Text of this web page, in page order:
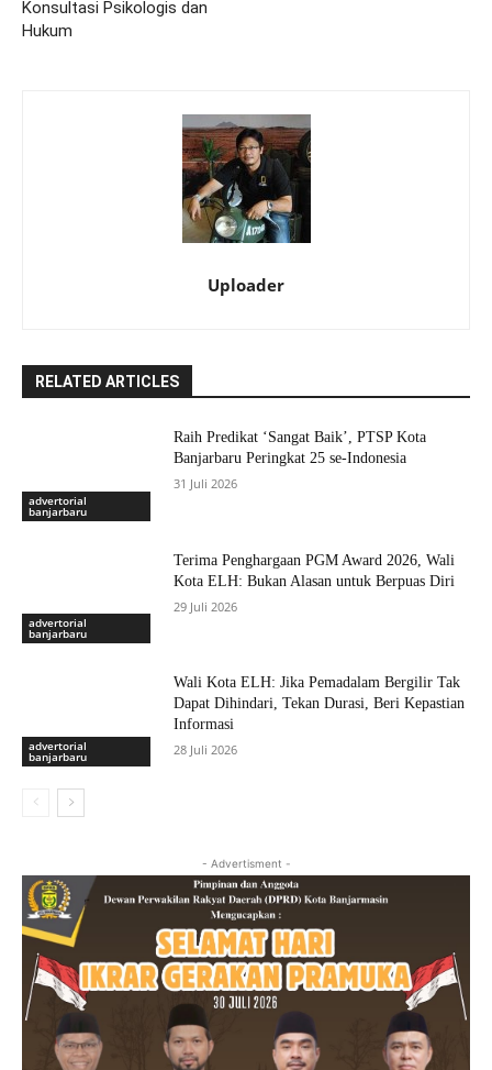
Konsultasi Psikologis dan
Hukum
Uploader
RELATED ARTICLES
advertorial
banjarbaru
Raih Predikat ‘Sangat Baik’, PTSP Kota
Banjarbaru Peringkat 25 se-Indonesia
31 Juli 2026
advertorial
banjarbaru
Terima Penghargaan PGM Award 2026, Wali
Kota ELH: Bukan Alasan untuk Berpuas Diri
29 Juli 2026
advertorial
banjarbaru
Wali Kota ELH: Jika Pemadalam Bergilir Tak
Dapat Dihindari, Tekan Durasi, Beri Kepastian
Informasi
28 Juli 2026
- Advertisment -